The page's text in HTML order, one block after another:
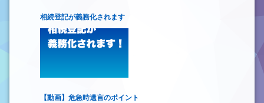
相続登記が義務化されます
【動画】危急時遺言のポイント